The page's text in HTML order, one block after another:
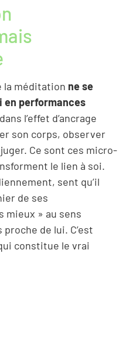
la méditation ne se
en performances
l’effet d’ancrage
son corps, observer
Ce sont ces micro-
le lien à soi.
sent qu’il
de ses
mieux » au sens
de lui. C’est
constitue le vrai